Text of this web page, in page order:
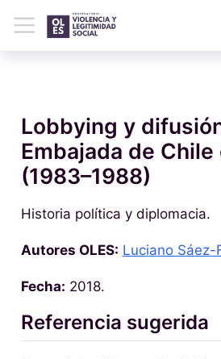
Lobbying y
Embajada de Chile
(1983–1988)
Historia política y diplomacia.
Autores OLES: Luciano Sáez-
Fecha: 2018.
Referencia sugerida